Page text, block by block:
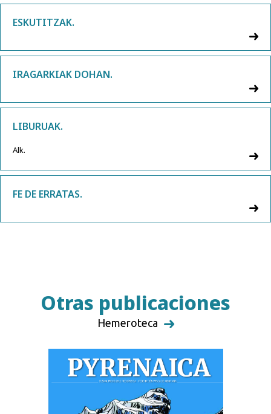
ESKUTITZAK.
IRAGARKIAK DOHAN.
LIBURUAK.
Alk.
FE DE ERRATAS.
Otras publicaciones
Hemeroteca